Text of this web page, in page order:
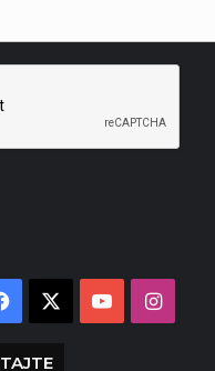
Facebook YouTube